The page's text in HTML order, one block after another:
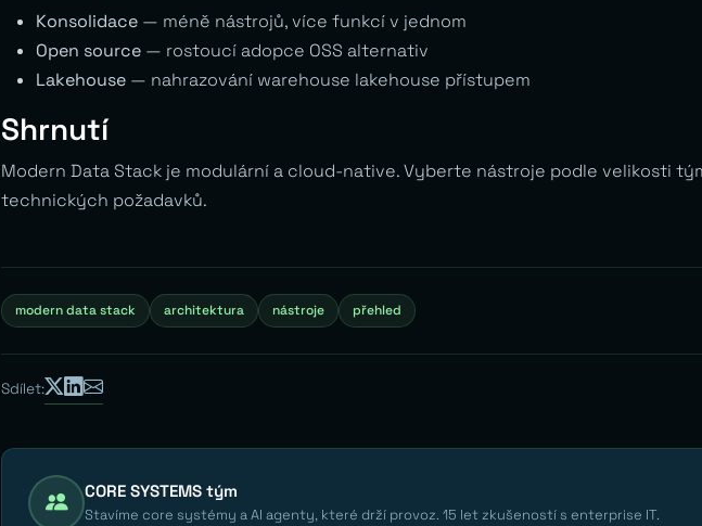
Konsolidace — méně nástrojů, více funkcí v jednom
Open source — rostoucí adopce OSS alternativ
Lakehouse — nahrazování warehouse lakehouse přístupem
Shrnutí
Modern Data Stack je modulární a cloud-native. Vyberte nástroje podle velikosti
technických požadavků.
modern data stack architektura nástroje přehled
Sdílet:
CORE SYSTEMS tým
Stavíme core systémy a AI agenty, které drží provoz. 15 let zkušeností s enterprise IT.